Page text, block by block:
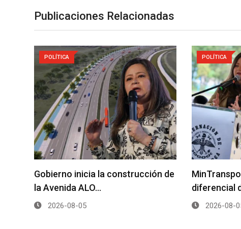
Publicaciones Relacionadas
POLÍTICA
Gobierno inicia la construcción de
la Avenida ALO…
2026-08-05
POLÍTICA
diferencial
2026-08-